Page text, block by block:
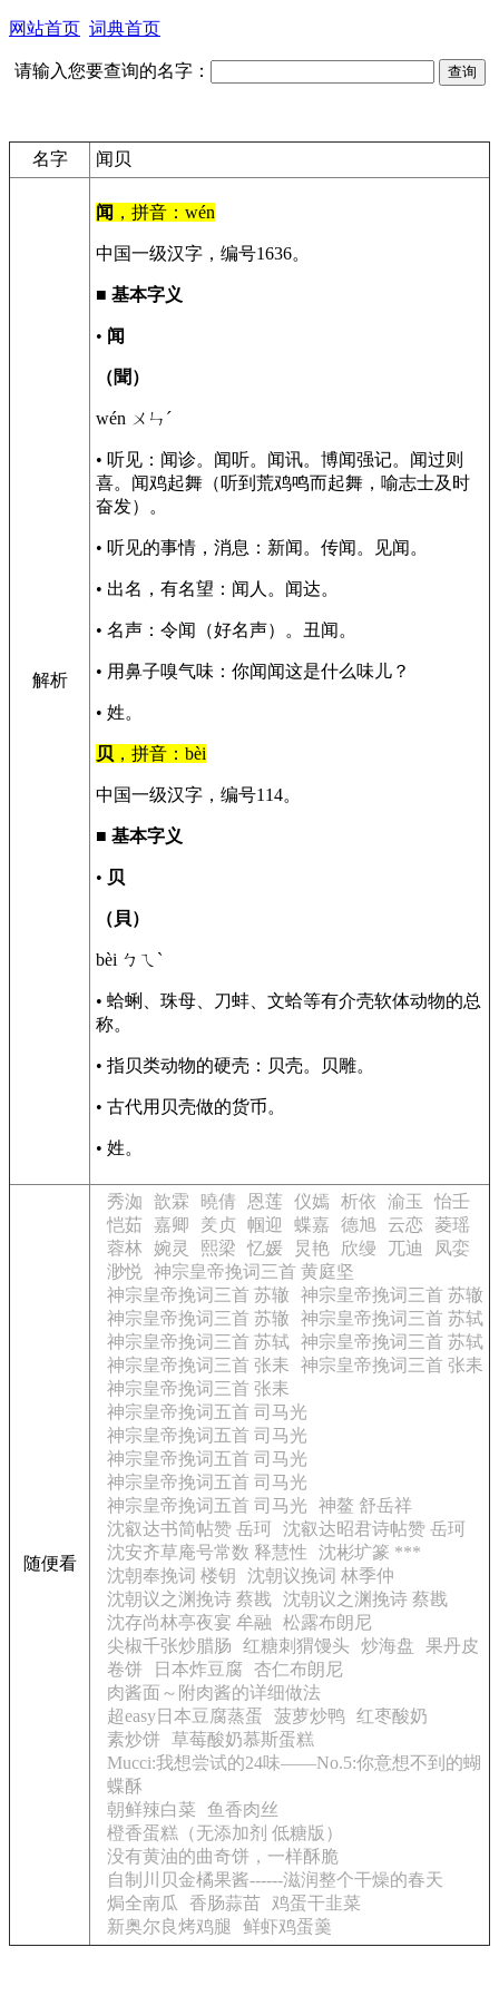
网站首页 词典首页
请输入您要查询的名字：
名字 闻贝
解析
闻 ，拼音：wén
中国一级汉字，编号1636。
■ 基本字义
• 闻
（聞）
wén ㄨㄣˊ
• 听见：闻诊。闻听。闻讯。博闻强记。闻过则
喜。闻鸡起舞（听到荒鸡鸣而起舞，喻志士及时
奋发）。
• 听见的事情，消息：新闻。传闻。见闻。
• 出名，有名望：闻人。闻达。
• 名声：令闻（好名声）。丑闻。
• 用鼻子嗅气味：你闻闻这是什么味儿？
• 姓。
贝 ，拼音：bèi
中国一级汉字，编号114。
■ 基本字义
• 贝
（貝）
bèi ㄅㄟˋ
• 蛤蜊、珠母、刀蚌、文蛤等有介壳软体动物的总
称。
• 指贝类动物的硬壳：贝壳。贝雕。
• 古代用贝壳做的货币。
• 姓。
随便看
秀洳 歆霖 曉倩 恩莲 仪嫣 析依 渝玉
怡壬
恺茹
嘉卿 羑贞 帼迎 蝶嘉 德旭 云恋
菱瑶
蓉林
婉灵 熙梁 忆媛 炅艳 欣缦 兀迪
凤娈
渺悦 神宗皇帝挽词三首 黄庭坚
神宗皇帝挽词三首 苏辙 神宗皇帝挽词三首 苏辙
神宗皇帝挽词三首 苏辙 神宗皇帝挽词三首 苏轼
神宗皇帝挽词三首 苏轼 神宗皇帝挽词三首 苏轼
神宗皇帝挽词三首 张耒
神宗皇帝挽词三首 张耒
神宗皇帝挽词三首 张耒
神宗皇帝挽词五首 司马光
神宗皇帝挽词五首 司马光
神宗皇帝挽词五首 司马光
神宗皇帝挽词五首 司马光
神宗皇帝挽词五首 司马光
神鳌 舒岳祥
沈叡达书简帖赞 岳珂
沈叡达昭君诗帖赞 岳珂
沈安齐草庵号常数 释慧性
沈彬圹篆 ***
沈朝奉挽词 楼钥
沈朝议挽词 林季仲
沈朝议之渊挽诗 蔡戡 沈朝议之渊挽诗 蔡戡
沈存尚林亭夜宴 牟融
松露布朗尼
尖椒千张炒腊肠
红糖刺猬馒头 炒海盘
果丹皮
卷饼
日本炸豆腐
杏仁布朗尼
肉酱面～附肉酱的详细做法
超easy日本豆腐蒸蛋
菠萝炒鸭 红枣酸奶
素炒饼
草莓酸奶慕斯蛋糕
Mucci:我想尝试的24味——No.5:你意想不到的蝴
蝶酥
朝鲜辣白菜
鱼香肉丝
橙香蛋糕（无添加剂 低糖版）
没有黄油的曲奇饼，一样酥脆
自制川贝金橘果酱------滋润整个干燥的春天
焗全南瓜
香肠蒜苗
鸡蛋干韭菜
新奥尔良烤鸡腿
鲜虾鸡蛋羹